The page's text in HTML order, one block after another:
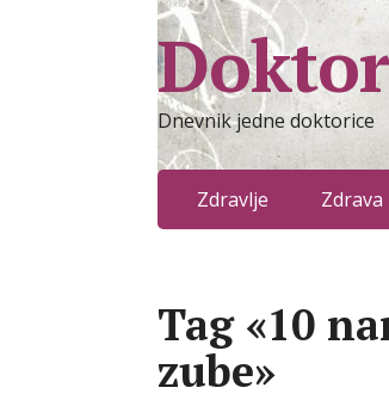
Dnevnik jedne doktorice
Zdravlje
Tag «10
zube»